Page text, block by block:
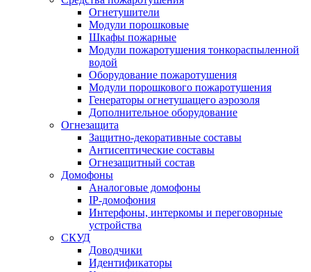
Огнетушители
Модули порошковые
Шкафы пожарные
Модули пожаротушения тонкораспыленной
водой
Оборудование пожаротушения
Модули порошкового пожаротушения
Генераторы огнетушащего аэрозоля
Дополнительное оборудование
Огнезащита
Защитно-декоративные составы
Антисептические составы
Огнезащитный состав
Домофоны
Аналоговые домофоны
IP-домофония
Интерфоны, интеркомы и переговорные
устройства
СКУД
Доводчики
Идентификаторы